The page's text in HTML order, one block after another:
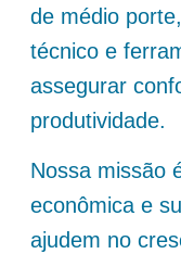
de médio
técnico e
assegurar
produtividade.
Nossa missão
econômica e
ajudem no